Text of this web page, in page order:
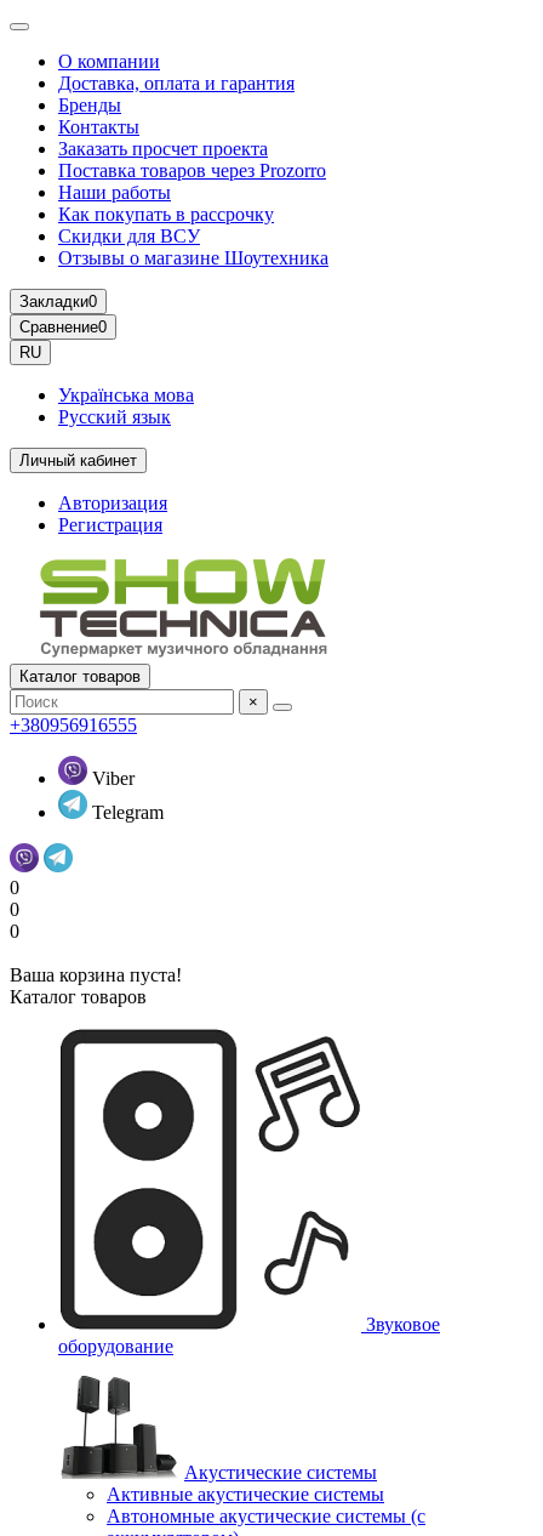
О компании
Доставка, оплата и гарантия
Бренды
Контакты
Заказать просчет проекта
Поставка товаров через Prozorro
Наши работы
Как покупать в рассрочку
Скидки для ВСУ
Отзывы о магазине Шоутехника
Закладки0
Сравнение0
RU
Українська мова
Русский язык
Личный кабинет
Авторизация
Регистрация
Каталог товаров
×
+380956916555
Viber
Telegram
0
0
0
Ваша корзина пуста!
Каталог товаров
Звуковое
оборудование
Акустические системы
Активные акустические системы
Автономные акустические системы (с